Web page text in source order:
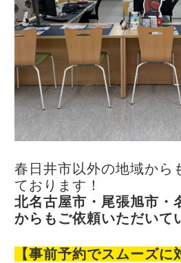
春日井市以外の地域から
ております！
北名古屋市・尾張旭市・
からもご依頼いただいて
【事前予約でスムーズに